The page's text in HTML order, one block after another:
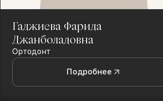
Гаджиева Фарида
Джанболадовна
Ортодонт
Подробнее